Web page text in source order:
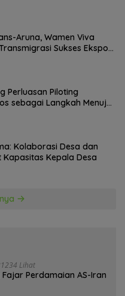
Aruna, Wamen Viva
Sukses Ekspor
Perluasan Piloting
sebagai Langkah Menuju
Kolaborasi Desa dan
Kapasitas Kepala Desa
Lihat
Perdamaian AS-Iran